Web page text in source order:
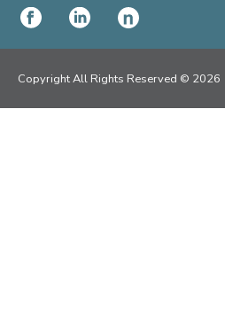
Copyright All Rights Reserved © 2026